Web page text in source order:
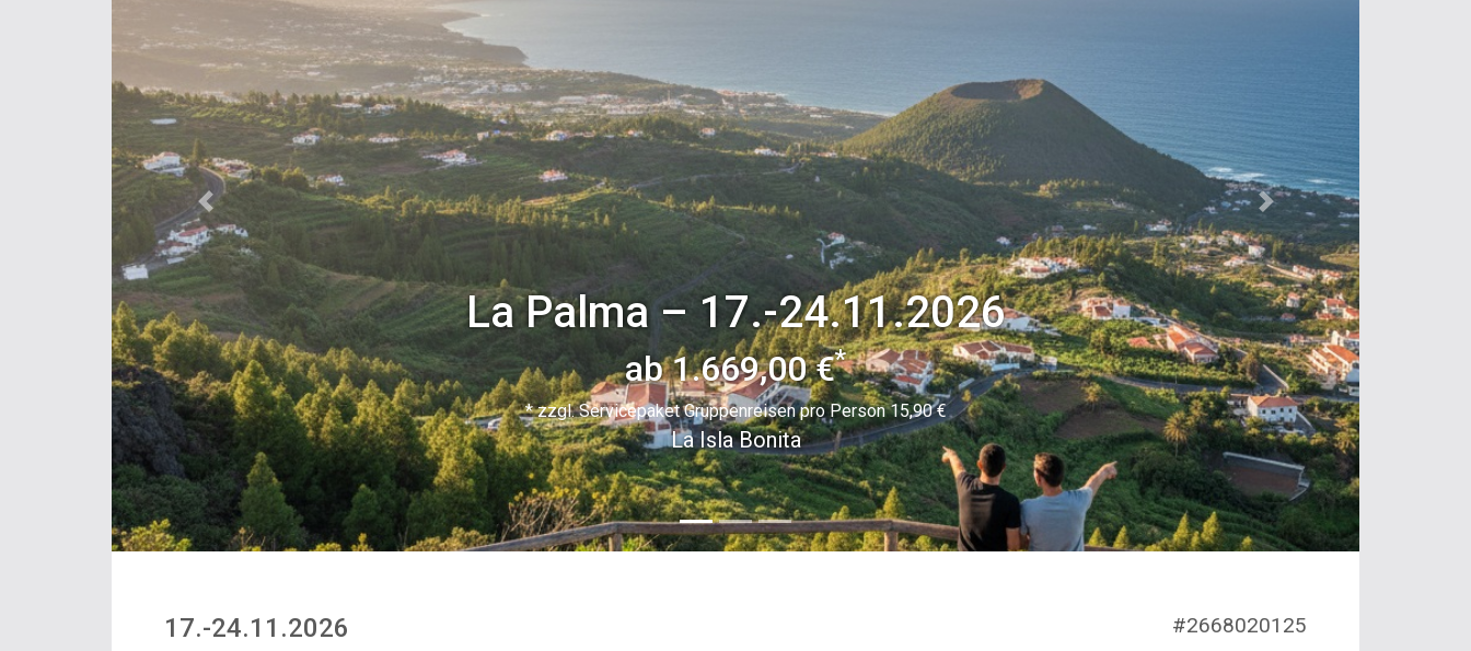
La Palma–17.-24.11.2026
ab 1.669,00 €*
* zzgl. Servicepaket Gruppenreisen pro Person 15,90 €
La Isla Bonita
Previous Next
17.-24.11.2026 #2668020125